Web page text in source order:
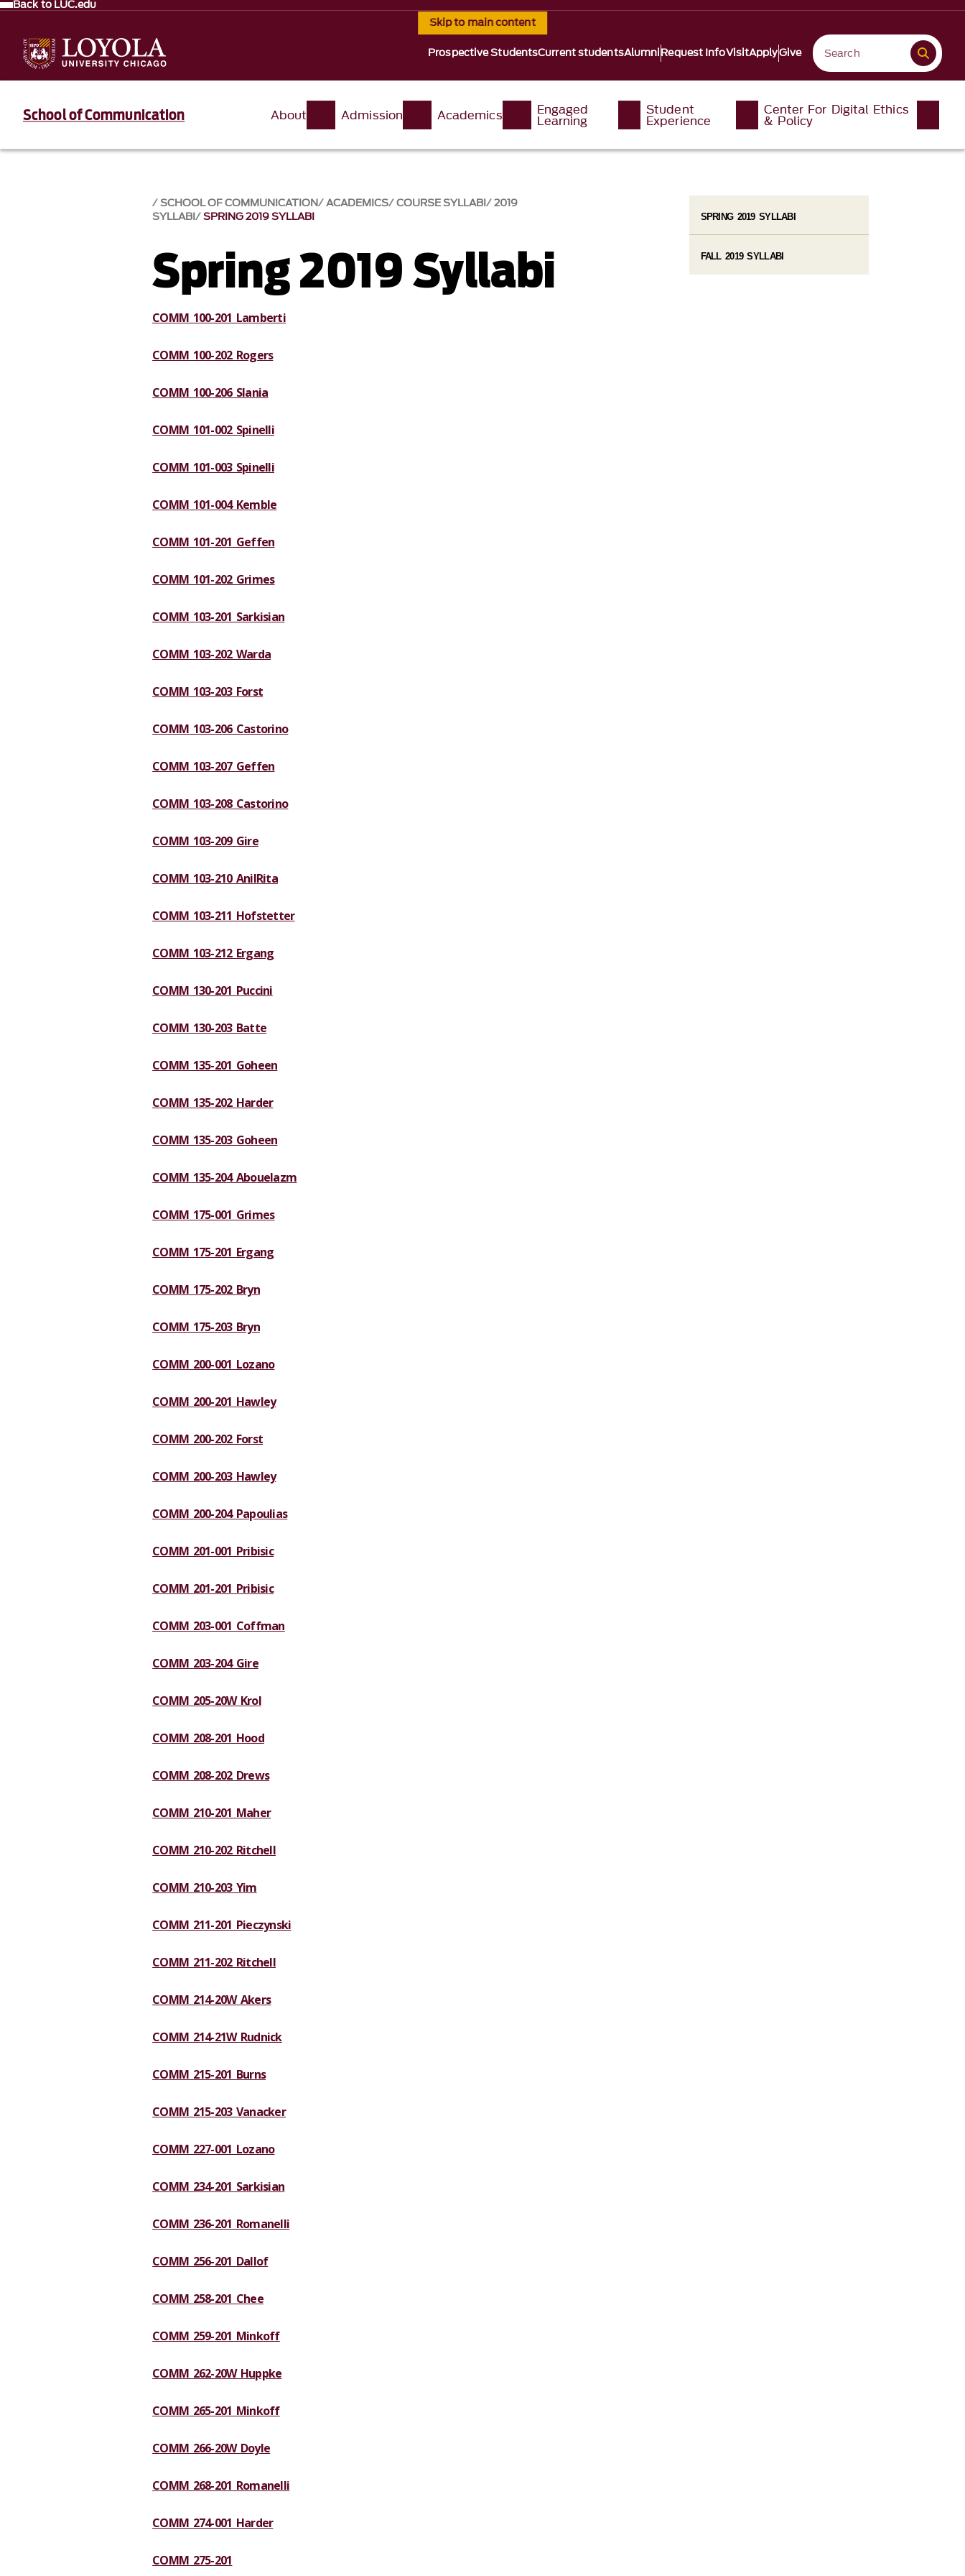
Skip to main content
Back to LUC.edu
Prospective StudentsCurrent studentsAlumniRequest InfoVisitApplyGive
School of Communication About Admission Academics Engaged
Learning
Student
Experience
Center For Digital Ethics
& Policy
SCHOOL OF COMMUNICATION ACADEMICS COURSE SYLLABI 2019
SYLLABI SPRING 2019 SYLLABI
Spring 2019 Syllabi
COMM 100-201 Lamberti
COMM 100-202 Rogers
COMM 100-206 Slania
COMM 101-002 Spinelli
COMM 101-003 Spinelli
COMM 101-004 Kemble
COMM 101-201 Geffen
COMM 101-202 Grimes
COMM 103-201 Sarkisian
COMM 103-202 Warda
COMM 103-203 Forst
COMM 103-206 Castorino
COMM 103-207 Geffen
COMM 103-208 Castorino
COMM 103-209 Gire
COMM 103-210 AnilRita
COMM 103-211 Hofstetter
COMM 103-212 Ergang
COMM 130-201 Puccini
COMM 130-203 Batte
COMM 135-201 Goheen
COMM 135-202 Harder
COMM 135-203 Goheen
COMM 135-204 Abouelazm
COMM 175-001 Grimes
COMM 175-201 Ergang
COMM 175-202 Bryn
COMM 175-203 Bryn
COMM 200-001 Lozano
COMM 200-201 Hawley
COMM 200-202 Forst
COMM 200-203 Hawley
COMM 200-204 Papoulias
COMM 201-001 Pribisic
COMM 201-201 Pribisic
COMM 203-001 Coffman
COMM 203-204 Gire
COMM 205-20W Krol
COMM 208-201 Hood
COMM 208-202 Drews
COMM 210-201 Maher
COMM 210-202 Ritchell
COMM 210-203 Yim
COMM 211-201 Pieczynski
COMM 211-202 Ritchell
COMM 214-20W Akers
COMM 214-21W Rudnick
COMM 215-201 Burns
COMM 215-203 Vanacker
COMM 227-001 Lozano
COMM 234-201 Sarkisian
COMM 236-201 Romanelli
COMM 256-201 Dallof
COMM 258-201 Chee
COMM 259-201 Minkoff
COMM 262-20W Huppke
COMM 265-201 Minkoff
COMM 266-20W Doyle
COMM 268-201 Romanelli
COMM 274-001 Harder
COMM 275-201
SPRING 2019 SYLLABI
FALL 2019 SYLLABI